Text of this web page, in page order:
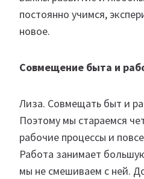
постоянно учимся,
новое.
Совмещение быта и
Лиза. Совмещать быт и
Поэтому мы стараемся
рабочие процессы и
Работа занимает
мы не смешиваем с ней.